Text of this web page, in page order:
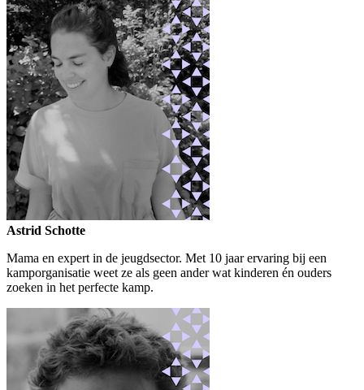
Astrid Schotte
Mama en expert in de jeugdsector. Met 10 jaar ervaring bij een
kamporganisatie weet ze als geen ander wat kinderen én ouders
zoeken in het perfecte kamp.